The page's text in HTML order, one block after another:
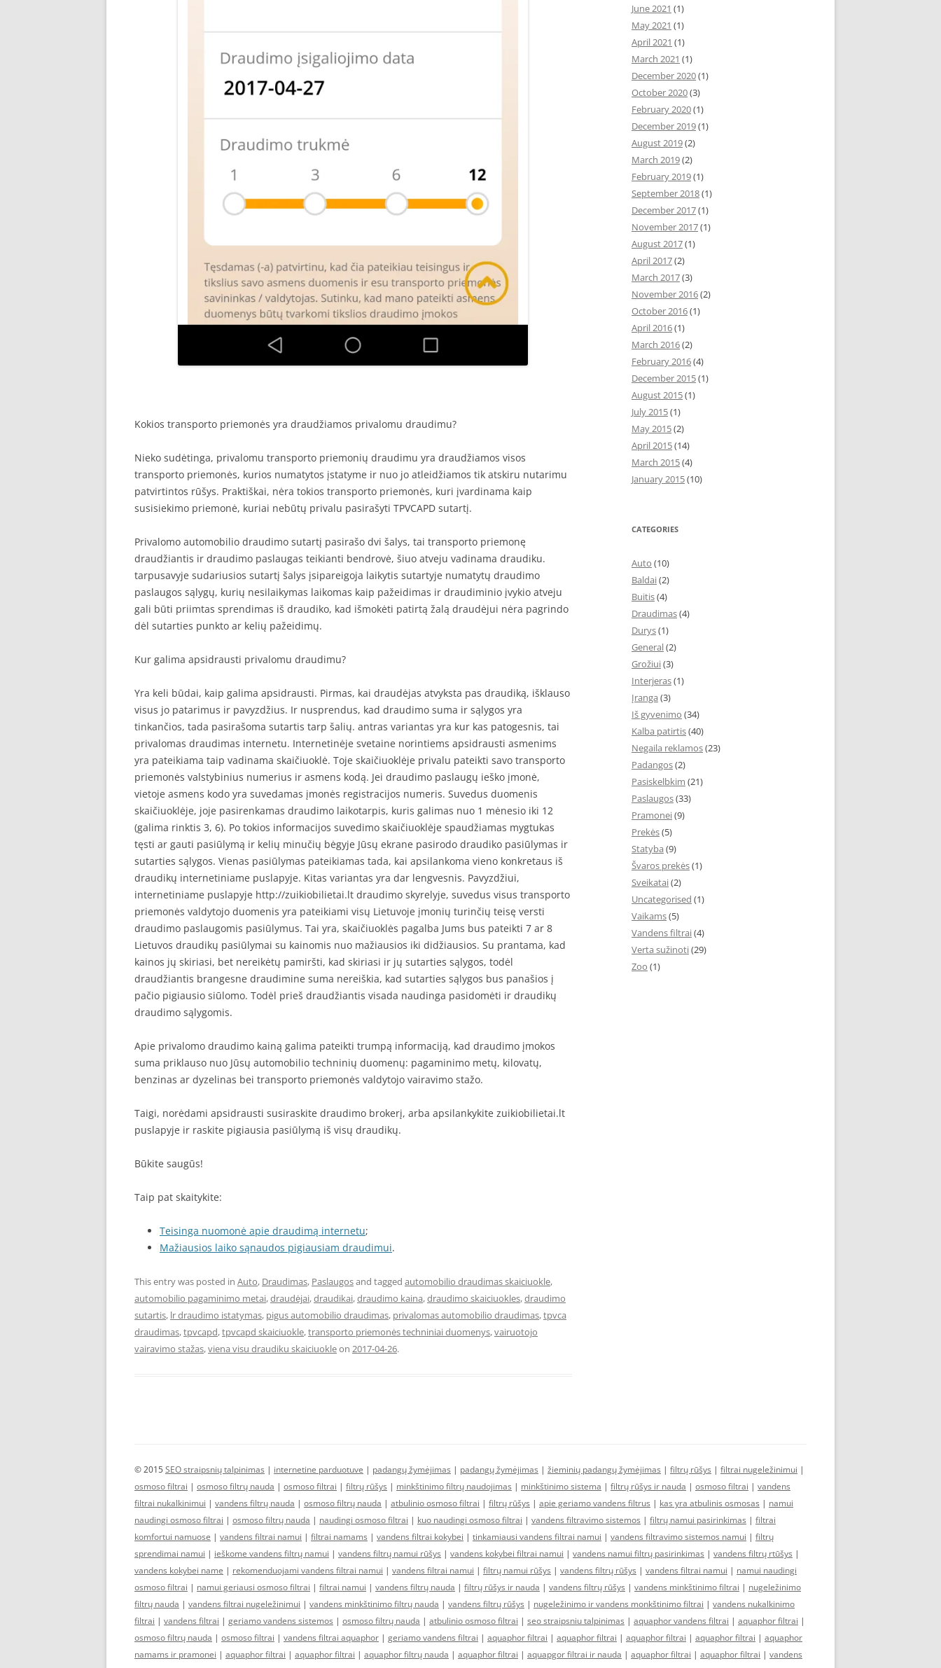
Kokios transporto priemonės yra draudžiamos privalomu draudimu?
Nieko sudėtinga, privalomu transporto priemonių draudimu yra draudžiamos visos
transporto priemonės, kurios numatytos įstatyme ir nuo jo atleidžiamos tik atskiru nutarimu
patvirtintos rūšys. Praktiškai, nėra tokios transporto priemonės, kuri įvardinama kaip
susisiekimo priemonė, kuriai nebūtų privalu pasirašyti TPVCAPD sutartį.
Privalomo automobilio draudimo sutartį pasirašo dvi šalys, tai transporto priemonę
draudžiantis ir draudimo paslaugas teikianti bendrovė, šiuo atveju vadinama draudiku.
tarpusavyje sudariusios sutartį šalys įsipareigoja laikytis sutartyje numatytų draudimo
paslaugos sąlygų, kurių nesilaikymas laikomas kaip pažeidimas ir draudiminio įvykio atveju
gali būti priimtas sprendimas iš draudiko, kad išmokėti patirtą žalą draudėjui nėra pagrindo
dėl sutarties punkto ar kelių pažeidimų.
Kur galima apsidrausti privalomu draudimu?
Yra keli būdai, kaip galima apsidrausti. Pirmas, kai draudėjas atvyksta pas draudiką, išklauso
visus jo patarimus ir pavyzdžius. Ir nusprendus, kad draudimo suma ir sąlygos yra
tinkančios, tada pasirašoma sutartis tarp šalių. antras variantas yra kur kas patogesnis, tai
privalomas draudimas internetu. Internetinėje svetaine norintiems apsidrausti asmenims
yra pateikiama taip vadinama skaičiuoklė. Toje skaičiuoklėje privalu pateikti savo transporto
priemonės valstybinius numerius ir asmens kodą. Jei draudimo paslaugų ieško įmonė,
vietoje asmens kodo yra suvedamas įmonės registracijos numeris. Suvedus duomenis
skaičiuoklėje, joje pasirenkamas draudimo laikotarpis, kuris galimas nuo 1 mėnesio iki 12
(galima rinktis 3, 6). Po tokios informacijos suvedimo skaičiuoklėje spaudžiamas mygtukas
tęsti ar gauti pasiūlymą ir kelių minučių bėgyje Jūsų ekrane pasirodo draudiko pasiūlymas ir
sutarties sąlygos. Vienas pasiūlymas pateikiamas tada, kai apsilankoma vieno konkretaus iš
draudikų internetiniame puslapyje. Kitas variantas yra dar lengvesnis. Pavyzdžiui,
internetiniame puslapyje http://zuikiobilietai.lt draudimo skyrelyje, suvedus visus transporto
priemonės valdytojo duomenis yra pateikiami visų Lietuvoje įmonių turinčių teisę versti
draudimo paslaugomis pasiūlymus. Tai yra, skaičiuoklės pagalba Jums bus pateikti 7 ar 8
Lietuvos draudikų pasiūlymai su kainomis nuo mažiausios iki didžiausios. Su prantama, kad
kainos jų skiriasi, bet nereikėtų pamiršti, kad skiriasi ir jų sutarties sąlygos, todėl
draudžiantis brangesne draudimine suma nereiškia, kad sutarties sąlygos bus panašios į
pačio pigiausio siūlomo. Todėl prieš draudžiantis visada naudinga pasidomėti ir draudikų
draudimo sąlygomis.
Apie privalomo draudimo kainą galima pateikti trumpą informaciją, kad draudimo įmokos
suma priklauso nuo Jūsų automobilio techninių duomenų: pagaminimo metų, kilovatų,
benzinas ar dyzelinas bei transporto priemonės valdytojo vairavimo stažo.
Taigi, norėdami apsidrausti susiraskite draudimo brokerį, arba apsilankykite zuikiobilietai.lt
puslapyje ir raskite pigiausia pasiūlymą iš visų draudikų.
Būkite saugūs!
Taip pat skaitykite:
Teisinga nuomonė apie draudimą internetu;
Mažiausios laiko sąnaudos pigiausiam draudimui.
This entry was posted in Auto, Draudimas, Paslaugosand tagged automobilio draudimas skaiciuokle,
automobilio pagaminimo metai,draudėjai,draudikai,draudimo kaina,draudimo skaiciuokles,draudimo
sutartis, lr draudimo istatymas, pigus automobilio draudimas, privalomas automobilio draudimas,tpvca
draudimas,tpvcapd,tpvcapd skaiciuokle,transporto priemonės techniniai duomenys,vairuotojo
vairavimo stažas,viena visu draudiku skaiciuokleon 2017-04-26.
June 2021 (1)
May 2021 (1)
April 2021 (1)
March 2021 (1)
December 2020(1)
October 2020(3)
February 2020(1)
December 2019(1)
August 2019(2)
March 2019(2)
February 2019(1)
September 2018(1)
December 2017(1)
November 2017(1)
August 2017(1)
April 2017(2)
March 2017(3)
November 2016(2)
October 2016(1)
April 2016(1)
March 2016(2)
February 2016(4)
December 2015(1)
August 2015(1)
July 2015(1)
May 2015(2)
April 2015(14)
March 2015(4)
January 2015(10)
CATEGORIES
Auto (10)
Baldai(2)
Buitis(4)
Draudimas(4)
Durys(1)
General(2)
Grožiui(3)
Interjeras(1)
Įranga (3)
Iš gyvenimo (34)
Kalba patirtis(40)
Negaila reklamos(23)
Padangos(2)
Pasiskelbkim (21)
Paslaugos(33)
Pramonei(9)
Prekės(5)
Statyba (9)
Švaros prekės(1)
Sveikatai(2)
Uncategorised (1)
Vaikams(5)
Vandens filtrai(4)
Verta sužinoti(29)
Zoo (1)
© 2015SEO straipsnių talpinimas | internetine parduotuve | padangų žymėjimas | padangų žymėjimas | žieminių padangų žymėjimas | filtrų rūšys | filtrai nugeležinimui |
osmoso filtrai | osmoso filtrų nauda | osmoso filtrai | filtrų rūšys | minkštinimo filtrų naudojimas | minkštinimo sistema | filtrų rūšys ir nauda | osmoso filtrai | vandens
filtrai nukalkinimui | vandens filtrų nauda | osmoso filtrų nauda | atbulinio osmoso filtrai | filtrų rūšys | apie geriamo vandens filtrus | kas yra atbulinis osmosas | namui
naudingi osmoso filtrai | osmoso filtrų nauda | naudingi osmoso filtrai | kuo naudingi osmoso filtrai | vandens filtravimo sistemos | filtrų namui pasirinkimas | filtrai
komfortui namuose | vandens filtrai namui | filtrai namams | vandens filtrai kokybei | tinkamiausi vandens filtrai namui | vandens filtravimo sistemos namui | filtrų
sprendimai namui | ieškome vandens filtrų namui | vandens filtrų namui rūšys | vandens kokybei filtrai namui | vandens namui filtrų pasirinkimas | vandens filtrų rtūšys |
vandens kokybei name | rekomenduojami vandens filtrai namui | vandens filtrai namui | filtrų namui rūšys | vandens filtrų rūšys | vandens filtrai namui | namui naudingi
osmoso filtrai | namui geriausi osmoso filtrai | filtrai namui | vandens filtrų nauda | filtrų rūšys ir nauda | vandens filtrų rūšys | vandens minkštinimo filtrai | nugeležinimo
filtrų nauda | vandens filtrai nugeležinimui | vandens minkštinimo filtrų nauda | vandens filtrų rūšys | nugeležinimo ir vandens monkštinimo filtrai | vandens nukalkinimo
filtrai | vandens filtrai | geriamo vandens sistemos | osmoso filtrų nauda | atbulinio osmoso filtrai | seo straipsniu talpinimas | aquaphor vandens filtrai | aquaphor filtrai |
osmoso filtrų nauda | osmoso filtrai | vandens filtrai aquaphor | geriamo vandens filtrai | aquaphor filtrai | aquaphor filtrai | aquaphor filtrai | aquaphor filtrai | aquaphor
namams ir pramonei | aquaphor filtrai | aquaphor filtrai | aquaphor filtrų nauda | aquaphor filtrai | aquapgor filtrai ir nauda | aquaphor filtrai | aquaphor filtrai | vandens